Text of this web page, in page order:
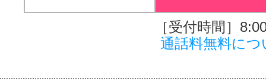
［受付時間］
通話料無料につ